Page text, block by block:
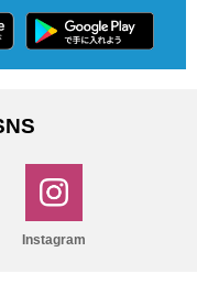
Instagram